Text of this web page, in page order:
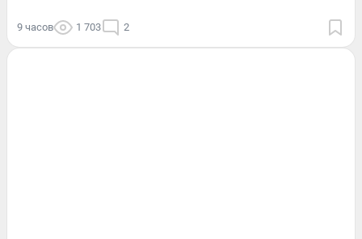
9 часов 1 703 2